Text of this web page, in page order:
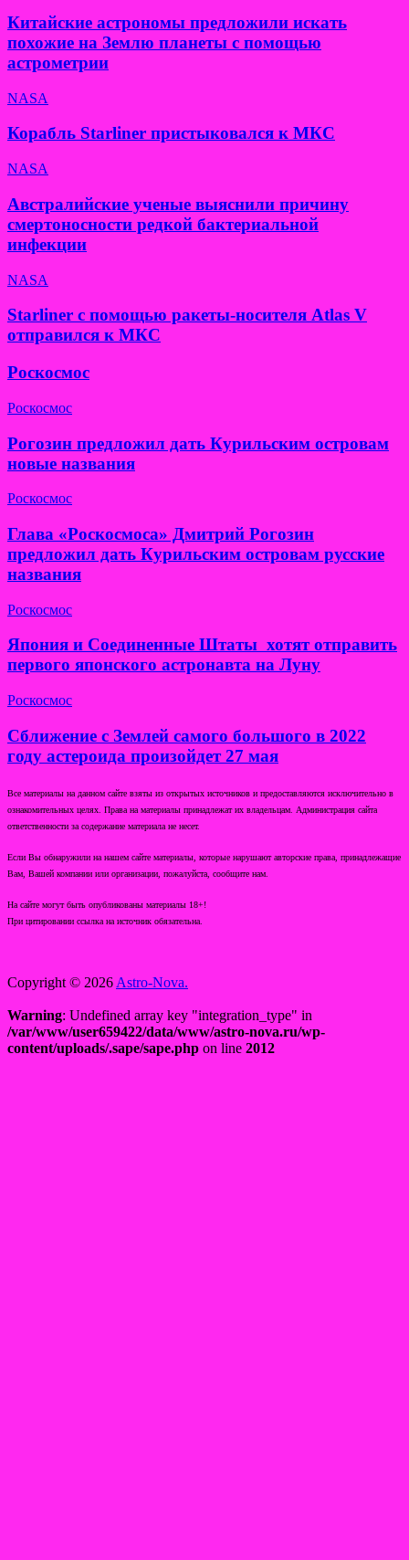
Китайские астрономы предложили искать
похожие на Землю планеты с помощью
астрометрии
NASA
Корабль Starliner пристыковался к МКС
NASA
Австралийские ученые выяснили причину
смертоносности редкой бактериальной
инфекции
NASA
Starliner с помощью ракеты-носителя Atlas V
отправился к МКС
Роскосмос
Роскосмос
Рогозин предложил дать Курильским островам
новые названия
Роскосмос
Глава «Роскосмоса» Дмитрий Рогозин
предложил дать Курильским островам русские
названия
Роскосмос
Япония и Соединенные Штаты хотят отправить
первого японского астронавта на Луну
Роскосмос
Сближение с Землей самого большого в 2022
году астероида произойдет 27 мая
Все материалы на данном сайте взяты из открытых источников и предоставляются исключительно в
ознакомительных целях. Права на материалы принадлежат их владельцам. Администрация сайта
ответственности за содержание материала не несет.
Если Вы обнаружили на нашем сайте материалы, которые нарушают авторские права, принадлежащие
Вам, Вашей компании или организации, пожалуйста, сообщите нам.
На сайте могут быть опубликованы материалы 18+!
При цитировании ссылка на источник обязательна.
Copyright © 2026 Astro-Nova.
Warning: Undefined array key "integration_type" in
/var/www/user659422/data/www/astro-nova.ru/wp-
content/uploads/.sape/sape.php on line 2012